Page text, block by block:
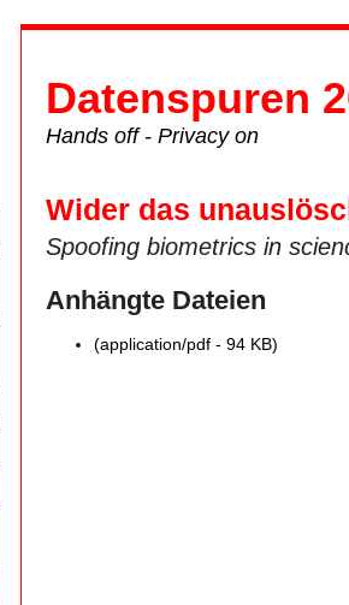
Datenspuren
Hands off - Privacy on
Wider das
Spoofing biometrics in
Anhängte Dateien
(application/pdf - 94 KB)